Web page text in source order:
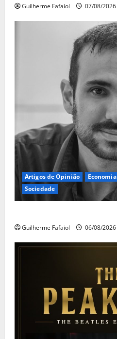
Guilherme Fafaiol 07/08/2026
Artigos de Opinião Economia
Sociedade
Guilherme Fafaiol 06/08/2026